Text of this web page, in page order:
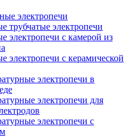
электропечи
трубчатые электропечи
электропечи с камерой из
электропечи с керамической
электропечи в
электропечи для
электропечи с